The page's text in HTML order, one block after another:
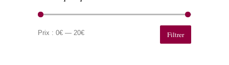
min
max
Filtrer
Prix : 0€ — 20€